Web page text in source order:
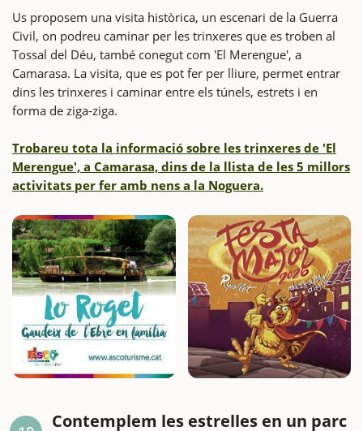
Us proposem una visita històrica, un escenari de la Guerra
Civil, on podreu caminar per les trinxeres que es troben al
Tossal del Déu, també conegut com 'El Merengue', a
Camarasa. La visita, que es pot fer per lliure, permet entrar
dins les trinxeres i caminar entre els túnels, estrets i en
forma de ziga-ziga.
Trobareu tota la informació sobre les trinxeres de 'El
Merengue', a Camarasa, dins de la llista de les 5 millors
activitats per fer amb nens a la Noguera.
Contemplem les estrelles en un parc